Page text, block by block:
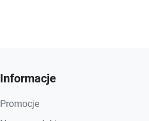
Informacje
Promocje